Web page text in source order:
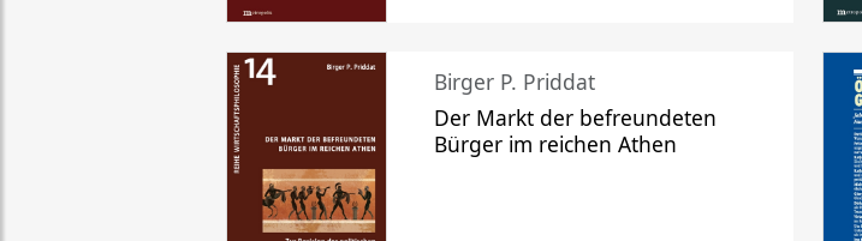
Birger P. Priddat
Der Markt der befreundeten
Bürger im reichen Athen